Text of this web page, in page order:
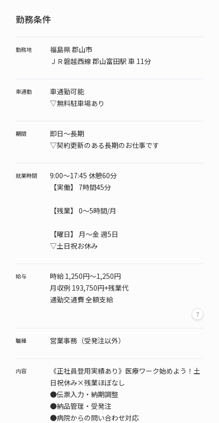
勤務条件
勤務地
福島県 郡山市
ＪＲ磐越西線 郡山富田駅 車 11分
車通勤
車通勤可能
▽無料駐車場あり
期間
即日～長期
▽契約更新のある長期のお仕事です
就業時間
9:00～17:45 休憩60分
【実働】 7時間45分
【残業】 0～5時間/月
【曜日】
月～金 週5日
▽土日祝お休み
給与
時給 1,250円～1,250円
月収例 193,750円+残業代
通勤交通費 全額支給
職種 営業事務（受発注以外）
内容
《正社員登用実績あり》医療ワーク始めよう！土
日祝休み×残業ほぼなし
●伝票入力・納期調整
●納品管理・受発注
●病院からの問い合わせ対応